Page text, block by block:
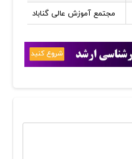
مجتمع آموزش عالی گناباد